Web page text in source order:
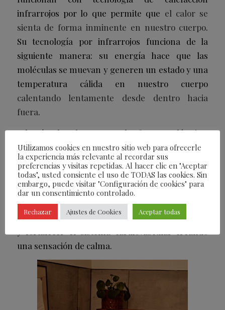
infrarrojos por lo que permite que el calor se
sienta de forma inminente en nuestro cuerpo.
Su tecnología por infrarrojos funciona de la
siguiente manera: su energía hace que las
moléculas se muevan y generen un estado y una
temperatura cálida en nuestro cuerpo
calentando lentamente desde dentro hacia
fuera.
Además de ahorrar en la factura eléctrica,
también nos aportanbeneficios para la salud
como puede ser en la circulación sanguínea ya
que la estimula, en la reducción de dolor o la
rigidez en articulaciones, así como de la
inflamación proporcionando relajación
muscular, es capaz también de revitalizar la piel
una sensación de calma.
Utilizamos cookies en nuestro sitio web para ofrecerle
la experiencia más relevante al recordar sus
preferencias y visitas repetidas. Al hacer clic en "Aceptar
todas", usted consiente el uso de TODAS las cookies. Sin
embargo, puede visitar "Configuración de cookies" para
dar un consentimiento controlado.
Rechazar Ajustes de Cookies Aceptar todas